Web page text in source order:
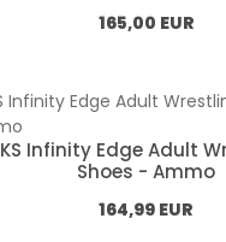
Normál ár:
165,00 EUR
KS Infinity Edge Adult
Shoes - Ammo
Normál ár:
164,99 EUR